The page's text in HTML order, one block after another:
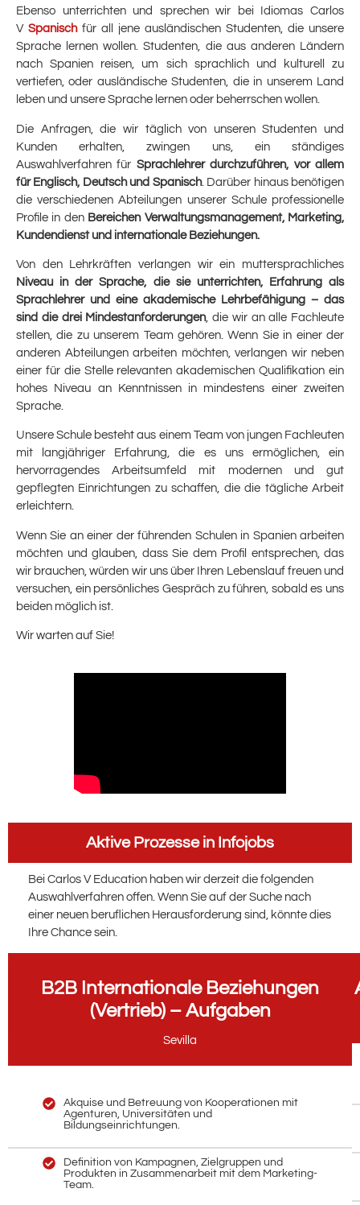
Ebenso unterrichten und sprechen wir bei Idiomas Carlos
V Spanischfür all jene ausländischen Studenten, die unsere
Sprache lernen wollen. Studenten, die aus anderen Ländern
nach Spanien reisen, um sich sprachlich und kulturell zu
vertiefen, oder ausländische Studenten, die in unserem Land
leben und unsere Sprache lernen oder beherrschen wollen.
Die Anfragen, die wir täglich von unseren Studenten und
Kunden erhalten, zwingen uns, ein ständiges
Auswahlverfahren für Sprachlehrer durchzuführen, vor allem
für Englisch, Deutsch und Spanisch. Darüber hinaus benötigen
die verschiedenen Abteilungen unserer Schule professionelle
Profile in den Bereichen Verwaltungsmanagement, Marketing,
Kundendienst und internationale Beziehungen.
Von den Lehrkräften verlangen wir ein muttersprachliches
Niveau in der Sprache, die sie unterrichten, Erfahrung als
Sprachlehrer und eine akademische Lehrbefähigung – das
sind die drei Mindestanforderungen, die wir an alle Fachleute
stellen, die zu unserem Team gehören. Wenn Sie in einer der
anderen Abteilungen arbeiten möchten, verlangen wir neben
einer für die Stelle relevanten akademischen Qualifikation ein
hohes Niveau an Kenntnissen in mindestens einer zweiten
Sprache.
Unsere Schule besteht aus einem Team von jungen Fachleuten
mit langjähriger Erfahrung, die es uns ermöglichen, ein
hervorragendes Arbeitsumfeld mit modernen und gut
gepflegten Einrichtungen zu schaffen, die die tägliche Arbeit
erleichtern.
Wenn Sie an einer der führenden Schulen in Spanien arbeiten
möchten und glauben, dass Sie dem Profil entsprechen, das
wir brauchen, würden wir uns über Ihren Lebenslauf freuen und
versuchen, ein persönliches Gespräch zu führen, sobald es uns
beiden möglich ist.
Wir warten auf Sie!
Aktive Prozesse in Infojobs
Bei Carlos V Education haben wir derzeit die folgenden
Auswahlverfahren offen. Wenn Sie auf der Suche nach
einer neuen beruflichen Herausforderung sind, könnte dies
Ihre Chance sein.
B2B Internationale Beziehungen
(Vertrieb) – Aufgaben
Sevilla
Akquise und Betreuung von Kooperationen mit
Agenturen, Universitäten und
Bildungseinrichtungen.
Definition von Kampagnen, Zielgruppen und
Produkten in Zusammenarbeit mit dem Marketing-
Team.